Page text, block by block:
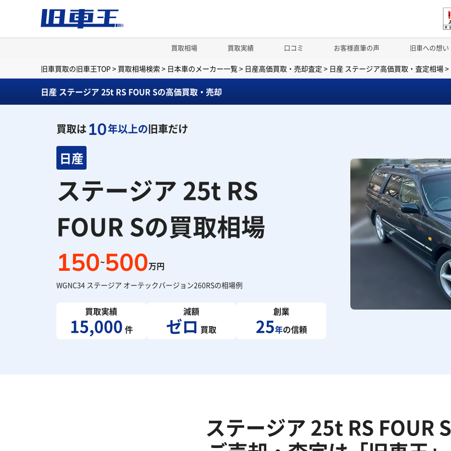
買取相場 買取実績 口コミ お客様直筆の声 旧車への想い
旧車買取の旧車王TOP > 買取相場検索 > 日本車のメーカー一覧> 日産高価買取・売却査定 > 日産 ステージア高価買取・査定相場>
日産 ステージア 25t RS FOUR Sの高価買取・売却
買取は10年以上の旧車だけ
日産
ステージア 25t RS
FOUR Sの買取相場
150~500万円
WGNC34 ステージア オーテックバージョン260RSの相場例
買取実績
15,000 件
減額
ゼロ 買取
創業
25年の信頼
ステージア 25t RS FOUR